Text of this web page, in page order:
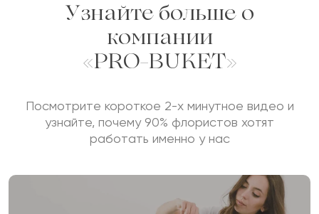
Узнайте больше о
компании
«PRO-BUKET»
Посмотрите короткое 2-х минутное видео и
узнайте, почему 90% флористов хотят
работать именно у нас